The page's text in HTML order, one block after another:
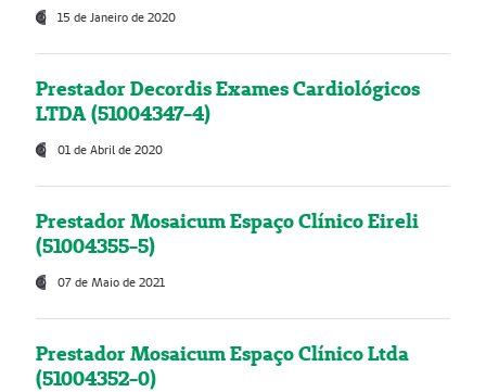
15 de Janeiro de 2020
Prestador Decordis Exames Cardiológicos
LTDA (51004347-4)
01 de Abril de 2020
Prestador Mosaicum Espaço Clínico Eireli
(51004355-5)
07 de Maio de 2021
Prestador Mosaicum Espaço Clínico Ltda
(51004352-0)